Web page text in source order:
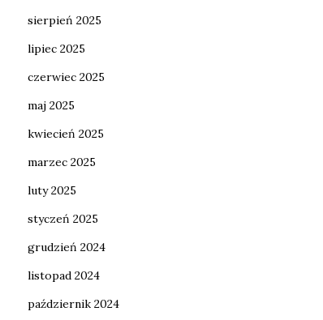
sierpień 2025
lipiec 2025
czerwiec 2025
maj 2025
kwiecień 2025
marzec 2025
luty 2025
styczeń 2025
grudzień 2024
listopad 2024
październik 2024